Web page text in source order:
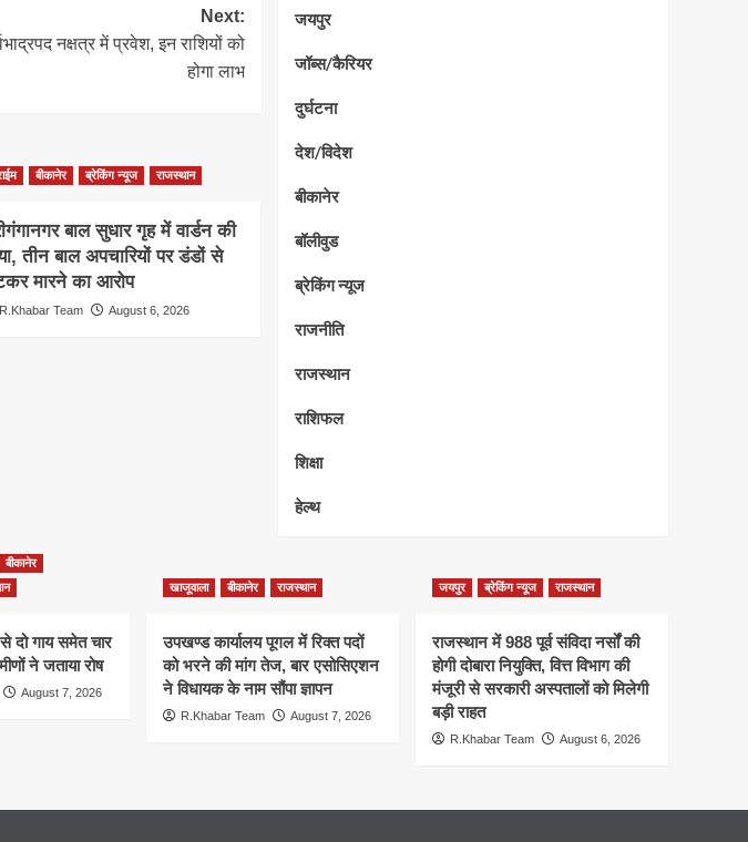
Next:
नक्षत्र में प्रवेश, इन राशियों को
होगा लाभ
बीकानेर ब्रेकिंग न्यूज राजस्थान
बाल सुधार गृह में वार्डन की
तीन बाल अपचारियों पर डंडों से
मारने का आरोप
R.Khabar Team August 6, 2026
जयपुर
जॉब्स/कैरियर
दुर्घटना
देश/विदेश
बीकानेर
बॉलीवुड
ब्रेकिंग न्यूज
राजनीति
राजस्थान
राशिफल
शिक्षा
हेल्थ
बीकानेर
दो गाय समेत चार
ने जताया रोष
August 7, 2026
खाजूवाला बीकानेर राजस्थान
उपखण्ड कार्यालय पूगल में रिक्त पदों
को भरने की मांग तेज, बार एसोसिएशन
ने विधायक के नाम सौंपा ज्ञापन
R.Khabar Team August 7, 2026
जयपुर ब्रेकिंग न्यूज राजस्थान
राजस्थान में 988 पूर्व संविदा नर्सों की
होगी दोबारा नियुक्ति, वित्त विभाग की
मंजूरी से सरकारी अस्पतालों को मिलेगी
बड़ी राहत
R.Khabar Team August 6, 2026